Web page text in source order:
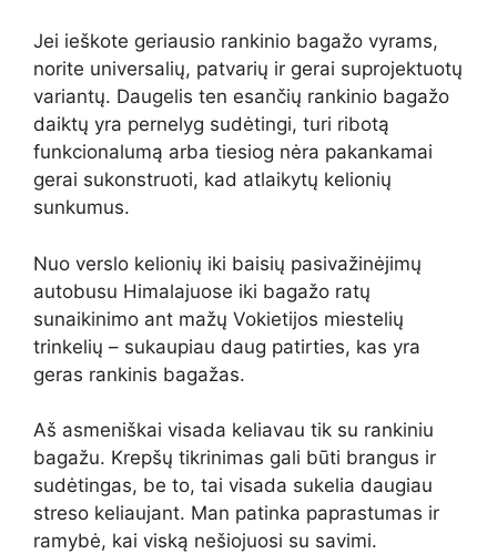
Jei ieškote geriausio rankinio bagažo vyrams,
norite universalių, patvarių ir gerai suprojektuotų
variantų. Daugelis ten esančių rankinio bagažo
daiktų yra pernelyg sudėtingi, turi ribotą
funkcionalumą arba tiesiog nėra pakankamai
gerai sukonstruoti, kad atlaikytų kelionių
sunkumus.
Nuo verslo kelionių iki baisių pasivažinėjimų
autobusu Himalajuose iki bagažo ratų
sunaikinimo ant mažų Vokietijos miestelių
trinkelių – sukaupiau daug patirties, kas yra
geras rankinis bagažas.
Aš asmeniškai visada keliavau tik su rankiniu
bagažu. Krepšų tikrinimas gali būti brangus ir
sudėtingas, be to, tai visada sukelia daugiau
streso keliaujant. Man patinka paprastumas ir
ramybė, kai viską nešiojuosi su savimi.